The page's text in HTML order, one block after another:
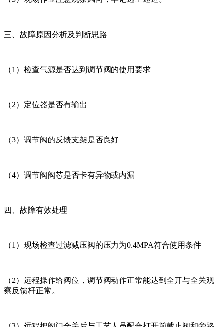
三、故障原因分析及判断思路
（1）检查气源是否达到调节阀的使用要求
（2）定位器是否有输出
（3）调节阀的反馈支架是否良好
（4）调节阀阀芯是否卡有异物或内漏
四、故障有效处理
（1）现场检查过滤减压阀的压力为0.4MPA符合使用条件
（2）远程操作给阀位，调节阀动作正常能达到全开与全关观
察反馈杆正常。